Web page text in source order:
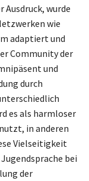
Ausdruck, wurde
wie
adaptiert und
Community der
und
durch
es als harmloser
in anderen
Vielseitigkeit
bei
der